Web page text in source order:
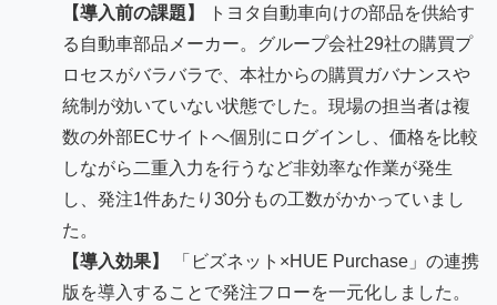
【導入前の課題】
トヨタ自動車向けの部品を供給す
る自動車部品メーカー。グループ会社29社の購買プ
ロセスがバラバラで、本社からの購買ガバナンスや
統制が効いていない状態でした。現場の担当者は複
数の外部ECサイトへ個別にログインし、価格を比較
しながら二重入力を行うなど非効率な作業が発生
し、発注1件あたり30分もの工数がかかっていまし
た。
【導入効果】
「ビズネット×HUE Purchase」の連携
版を導入することで発注フローを一元化しました。